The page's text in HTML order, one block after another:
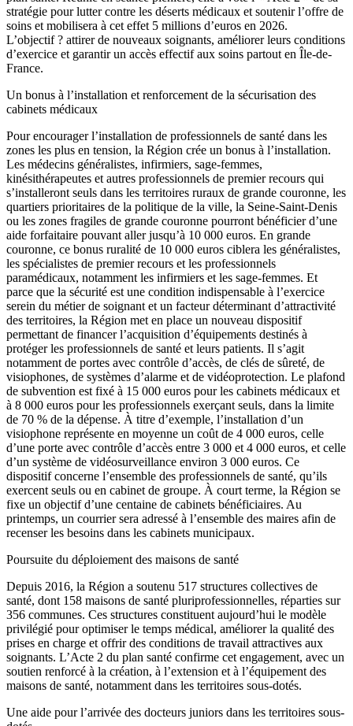
stratégie pour lutter contre les déserts médicaux et soutenir l’offre de
soins et mobilisera à cet effet 5 millions d’euros en 2026.
L’objectif ? attirer de nouveaux soignants, améliorer leurs conditions
d’exercice et garantir un accès effectif aux soins partout en Île-de-
France.
Un bonus à l’installation et renforcement de la sécurisation des
cabinets médicaux
Pour encourager l’installation de professionnels de santé dans les
zones les plus en tension, la Région crée un bonus à l’installation.
Les médecins généralistes, infirmiers, sage-femmes,
kinésithérapeutes et autres professionnels de premier recours qui
s’installeront seuls dans les territoires ruraux de grande couronne, les
quartiers prioritaires de la politique de la ville, la Seine-Saint-Denis
ou les zones fragiles de grande couronne pourront bénéficier d’une
aide forfaitaire pouvant aller jusqu’à 10 000 euros. En grande
couronne, ce bonus ruralité de 10 000 euros ciblera les généralistes,
les spécialistes de premier recours et les professionnels
paramédicaux, notamment les infirmiers et les sage-femmes. Et
parce que la sécurité est une condition indispensable à l’exercice
serein du métier de soignant et un facteur déterminant d’attractivité
des territoires, la Région met en place un nouveau dispositif
permettant de financer l’acquisition d’équipements destinés à
protéger les professionnels de santé et leurs patients. Il s’agit
notamment de portes avec contrôle d’accès, de clés de sûreté, de
visiophones, de systèmes d’alarme et de vidéoprotection. Le plafond
de subvention est fixé à 15 000 euros pour les cabinets médicaux et
à 8 000 euros pour les professionnels exerçant seuls, dans la limite
de 70 % de la dépense. À titre d’exemple, l’installation d’un
visiophone représente en moyenne un coût de 4 000 euros, celle
d’une porte avec contrôle d’accès entre 3 000 et 4 000 euros, et celle
d’un système de vidéosurveillance environ 3 000 euros. Ce
dispositif concerne l’ensemble des professionnels de santé, qu’ils
exercent seuls ou en cabinet de groupe. À court terme, la Région se
fixe un objectif d’une centaine de cabinets bénéficiaires. Au
printemps, un courrier sera adressé à l’ensemble des maires afin de
recenser les besoins dans les cabinets municipaux.
Poursuite du déploiement des maisons de santé
Depuis 2016, la Région a soutenu 517 structures collectives de
santé, dont 158 maisons de santé pluriprofessionnelles, réparties sur
356 communes. Ces structures constituent aujourd’hui le modèle
privilégié pour optimiser le temps médical, améliorer la qualité des
prises en charge et offrir des conditions de travail attractives aux
soignants. L’Acte 2 du plan santé confirme cet engagement, avec un
soutien renforcé à la création, à l’extension et à l’équipement des
maisons de santé, notamment dans les territoires sous-dotés.
Une aide pour l’arrivée des docteurs juniors dans les territoires sous-